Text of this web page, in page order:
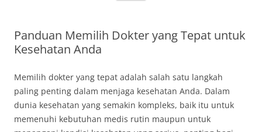
Panduan Memilih Dokter yang Tepat untuk
Kesehatan Anda
Memilih dokter yang tepat adalah salah satu langkah
paling penting dalam menjaga kesehatan Anda. Dalam
dunia kesehatan yang semakin kompleks, baik itu untuk
memenuhi kebutuhan medis rutin maupun untuk